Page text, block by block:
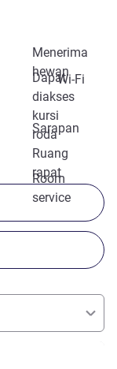
Menerima
hewan
Dapat
diakses
kursi
roda
Wi-Fi
Sarapan
Ruang
rapat
Room
service